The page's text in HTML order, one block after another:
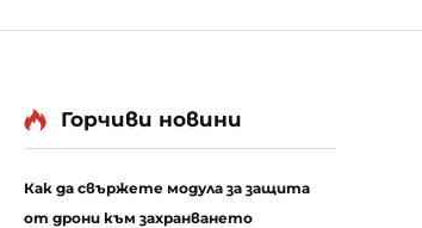
Горчиви новини
Как да свържете модула за защита
от дрони към захранването